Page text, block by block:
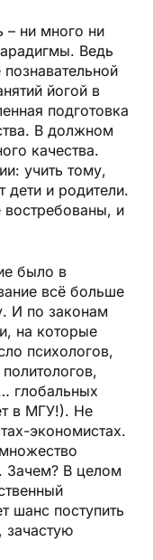
– ни много ни
Ведь
йогой в
подготовка
В должном
качества.
учить тому,
дети и родители.
и
было в
всё больше
И по законам
на которые
психологов,
глобальных
в МГУ!). Не
экономистах.
Зачем? В целом
шанс поступить
зачастую